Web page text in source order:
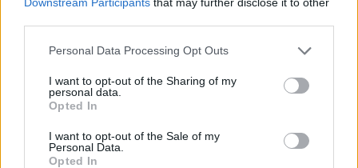
Personal Data Processing Opt Outs
I want to opt-out of the Sharing of my
personal data.
Opted In
I want to opt-out of the Sale of my
Personal Data.
Opted In